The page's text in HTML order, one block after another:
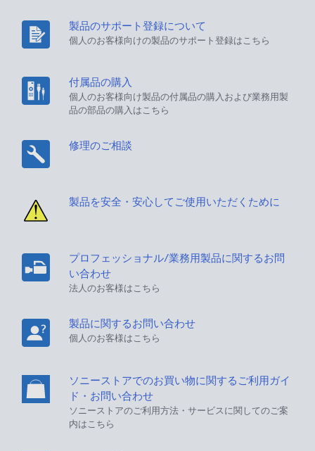
製品のサポート登録について
個人のお客様向けの製品のサポート登録はこちら
付属品の購入
個人のお客様向け製品の付属品の購入および業務用製
品の部品の購入はこちら
修理のご相談
製品を安全・安心してご使用いただくために
プロフェッショナル/業務用製品に関するお問
い合わせ
法人のお客様はこちら
製品に関するお問い合わせ
個人のお客様はこちら
ソニーストアでのお買い物に関するご利用ガイ
ド・お問い合わせ
ソニーストアのご利用方法・サービスに関してのご案
内はこちら